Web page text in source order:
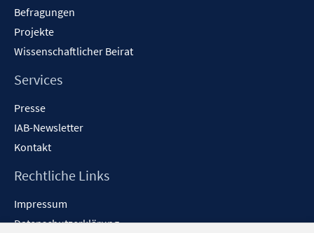
Befragungen
Projekte
Wissenschaftlicher Beirat
Services
Presse
IAB-Newsletter
Kontakt
Rechtliche Links
Impressum
Datenschutzerklärung